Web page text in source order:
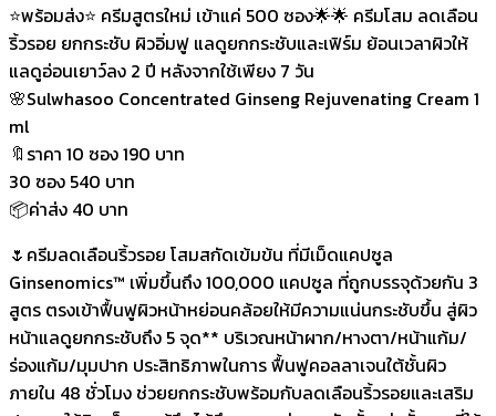
⭐พร้อมส่ง⭐ ครีมสูตรใหม่ เข้าแค่ 500 ซอง🌟🌟 ครีมโสม ลดเลือน
ริ้วรอย ยกกระชับ ผิวอิ่มฟู แลดูยกกระชับและเฟิร์ม ย้อนเวลาผิวให้
แลดูอ่อนเยาว์ลง 2 ปี หลังจากใช้เพียง 7 วัน
🌸Sulwhasoo Concentrated Ginseng Rejuvenating Cream 1
ml
🔖ราคา 10 ซอง 190 บาท
30 ซอง 540 บาท
📦ค่าส่ง 40 บาท
🌷ครีมลดเลือนริ้วรอย โสมสกัดเข้มข้น ที่มีเม็ดแคปซูล
Ginsenomics™ เพิ่มขึ้นถึง 100,000 แคปซูล ที่ถูกบรรจุด้วยกัน 3
สูตร ตรงเข้าฟื้นฟูผิวหน้าหย่อนคล้อยให้มีความแน่นกระชับขึ้น สู่ผิว
หน้าแลดูยกกระชับถึง 5 จุด** บริเวณหน้าผาก/หางตา/หน้าแก้ม/
ร่องแก้ม/มุมปาก ประสิทธิภาพในการ ฟื้นฟูคอลลาเจนใต้ชั้นผิว
ภายใน 48 ชั่วโมง ช่วยยกกระชับพร้อมกับลดเลือนริ้วรอยและเสริม